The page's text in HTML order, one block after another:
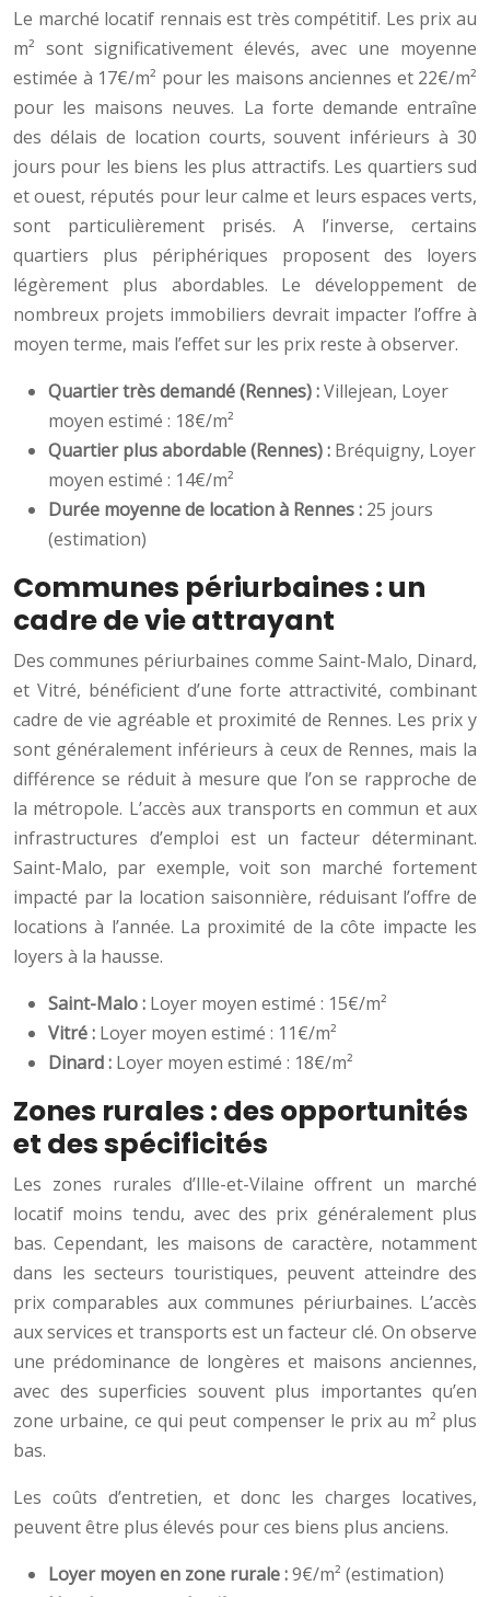
Le marché locatif rennais est très compétitif. Les prix au
m² sont significativement élevés, avec une moyenne
estimée à 17€/m² pour les maisons anciennes et 22€/m²
pour les maisons neuves. La forte demande entraîne
des délais de location courts, souvent inférieurs à 30
jours pour les biens les plus attractifs. Les quartiers sud
et ouest, réputés pour leur calme et leurs espaces verts,
sont particulièrement prisés. A l’inverse, certains
quartiers plus périphériques proposent des loyers
légèrement plus abordables. Le développement de
nombreux projets immobiliers devrait impacter l’offre à
moyen terme, mais l’effet sur les prix reste à observer.
Quartier très demandé (Rennes) :Villejean, Loyer
moyen estimé : 18€/m²
Quartier plus abordable (Rennes) : Bréquigny, Loyer
moyen estimé : 14€/m²
Durée moyenne de location à Rennes : 25 jours
(estimation)
Communes périurbaines : un
cadre de vie attrayant
Des communes périurbaines comme Saint-Malo, Dinard,
et Vitré, bénéficient d’une forte attractivité, combinant
cadre de vie agréable et proximité de Rennes. Les prix y
sont généralement inférieurs à ceux de Rennes, mais la
différence se réduit à mesure que l’on se rapproche de
la métropole. L’accès aux transports en commun et aux
infrastructures d’emploi est un facteur déterminant.
Saint-Malo, par exemple, voit son marché fortement
impacté par la location saisonnière, réduisant l’offre de
locations à l’année. La proximité de la côte impacte les
loyers à la hausse.
Saint-Malo : Loyer moyen estimé : 15€/m²
Vitré : Loyer moyen estimé : 11€/m²
Dinard : Loyer moyen estimé : 18€/m²
Zones rurales : des opportunités
et des spécificités
Les zones rurales d’Ille-et-Vilaine offrent un marché
locatif moins tendu, avec des prix généralement plus
bas. Cependant, les maisons de caractère, notamment
dans les secteurs touristiques, peuvent atteindre des
prix comparables aux communes périurbaines. L’accès
aux services et transports est un facteur clé. On observe
une prédominance de longères et maisons anciennes,
avec des superficies souvent plus importantes qu’en
zone urbaine, ce qui peut compenser le prix au m² plus
bas.
Les coûts d’entretien, et donc les charges locatives,
peuvent être plus élevés pour ces biens plus anciens.
Loyer moyen en zone rurale :9€/m² (estimation)